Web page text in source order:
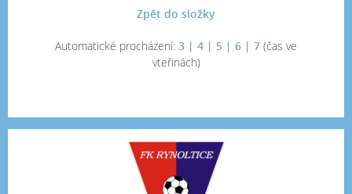
Zpět do složky
Automatické procházení: 3 | 4 | 5 | 6 | 7 (čas ve
vteřinách)